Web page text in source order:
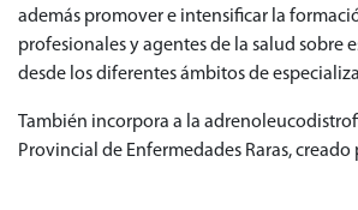
además promover e intensificar la
profesionales y agentes de la salud sobre
desde los diferentes ámbitos de
También incorpora a la
Provincial de Enfermedades Raras, creado